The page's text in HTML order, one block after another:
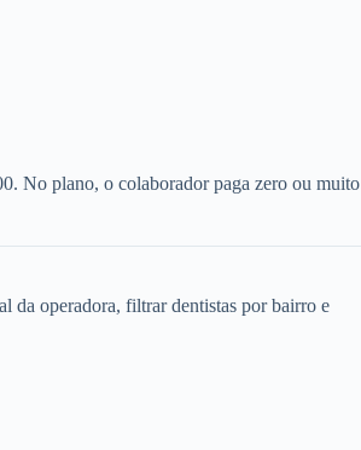
No plano, o colaborador paga zero ou muito
da operadora, filtrar dentistas por bairro e